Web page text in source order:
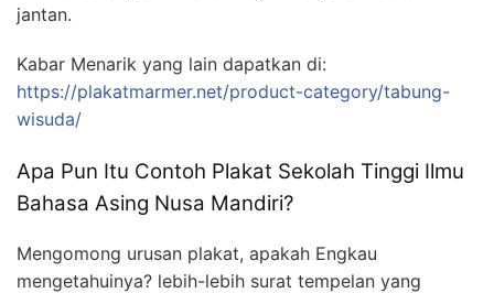
jantan.
Kabar Menarik yang lain dapatkan di:
https://plakatmarmer.net/product-category/tabung-
wisuda/
Apa Pun Itu Contoh Plakat Sekolah Tinggi Ilmu
Bahasa Asing Nusa Mandiri?
Mengomong urusan plakat, apakah Engkau
mengetahuinya? lebih-lebih surat tempelan yang